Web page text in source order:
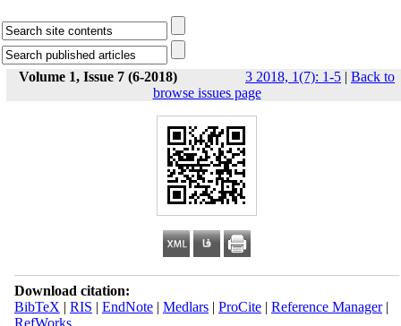
Volume 1, Issue 7 (6-2018) 3 2018, 1(7): 1-5 | Back to
browse issues page
Download citation:
BibTeX | RIS | EndNote| Medlars| ProCite| Reference Manager|
RefWorks